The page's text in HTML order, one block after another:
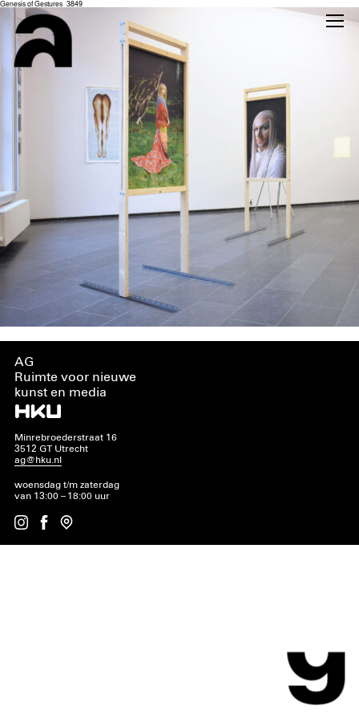
Genesis of Gestures_3849
AG
Ruimte voor nieuwe
kunst en media
Minrebroederstraat 16
3512 GT Utrecht
ag@hku.nl
woensdag t/m zaterdag
van 13:00 – 18:00 uur